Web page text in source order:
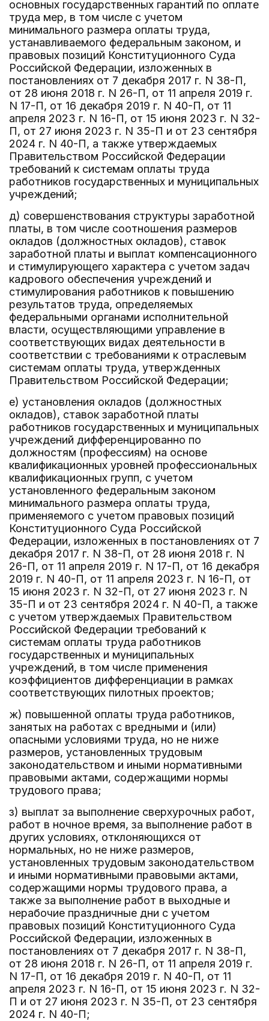
основных государственных гарантий по оплате
труда мер, в том числе с учетом
минимального размера оплаты труда,
устанавливаемого федеральным законом, и
правовых позиций Конституционного Суда
Российской Федерации, изложенных в
постановлениях от 7 декабря 2017 г. N 38-П,
от 28 июня 2018 г. N 26-П, от 11 апреля 2019 г.
N 17-П, от 16 декабря 2019 г. N 40-П, от 11
апреля 2023 г. N 16-П, от 15 июня 2023 г. N 32-
П, от 27 июня 2023 г. N 35-П и от 23 сентября
2024 г. N 40-П, а также утверждаемых
Правительством Российской Федерации
требований к системам оплаты труда
работников государственных и муниципальных
учреждений;
д) совершенствования структуры заработной
платы, в том числе соотношения размеров
окладов (должностных окладов), ставок
заработной платы и выплат компенсационного
и стимулирующего характера с учетом задач
кадрового обеспечения учреждений и
стимулирования работников к повышению
результатов труда, определяемых
федеральными органами исполнительной
власти, осуществляющими управление в
соответствующих видах деятельности в
соответствии с требованиями к отраслевым
системам оплаты труда, утвержденных
Правительством Российской Федерации;
е) установления окладов (должностных
окладов), ставок заработной платы
работников государственных и муниципальных
учреждений дифференцированно по
должностям (профессиям) на основе
квалификационных уровней профессиональных
квалификационных групп, с учетом
установленного федеральным законом
минимального размера оплаты труда,
применяемого с учетом правовых позиций
Конституционного Суда Российской
Федерации, изложенных в постановлениях от 7
декабря 2017 г. N 38-П, от 28 июня 2018 г. N
26-П, от 11 апреля 2019 г. N 17-П, от 16 декабря
2019 г. N 40-П, от 11 апреля 2023 г. N 16-П, от
15 июня 2023 г. N 32-П, от 27 июня 2023 г. N
35-П и от 23 сентября 2024 г. N 40-П, а также
с учетом утверждаемых Правительством
Российской Федерации требований к
системам оплаты труда работников
государственных и муниципальных
учреждений, в том числе применения
коэффициентов дифференциации в рамках
соответствующих пилотных проектов;
ж) повышенной оплаты труда работников,
занятых на работах с вредными и (или)
опасными условиями труда, но не ниже
размеров, установленных трудовым
законодательством и иными нормативными
правовыми актами, содержащими нормы
трудового права;
з) выплат за выполнение сверхурочных работ,
работ в ночное время, за выполнение работ в
других условиях, отклоняющихся от
нормальных, но не ниже размеров,
установленных трудовым законодательством
и иными нормативными правовыми актами,
содержащими нормы трудового права, а
также за выполнение работ в выходные и
нерабочие праздничные дни с учетом
правовых позиций Конституционного Суда
Российской Федерации, изложенных в
постановлениях от 7 декабря 2017 г. N 38-П,
от 28 июня 2018 г. N 26-П, от 11 апреля 2019 г.
N 17-П, от 16 декабря 2019 г. N 40-П, от 11
апреля 2023 г. N 16-П, от 15 июня 2023 г. N 32-
П и от 27 июня 2023 г. N 35-П, от 23 сентября
2024 г. N 40-П;